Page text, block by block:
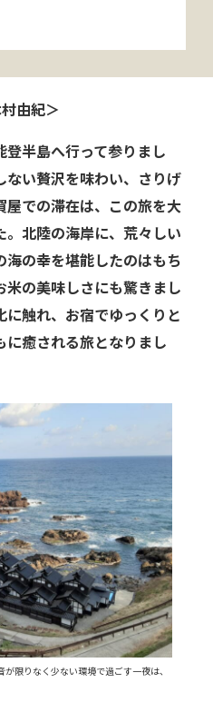
由紀＞
登半島へ行って参りまし
ない贅沢を味わい、さりげ
での滞在は、この旅を大
北陸の海岸に、荒々しい
の幸を堪能したのはもち
の美味しさにも驚きまし
触れ、お宿でゆっくりと
癒される旅となりまし
限りなく少ない環境で過ごす一夜は、